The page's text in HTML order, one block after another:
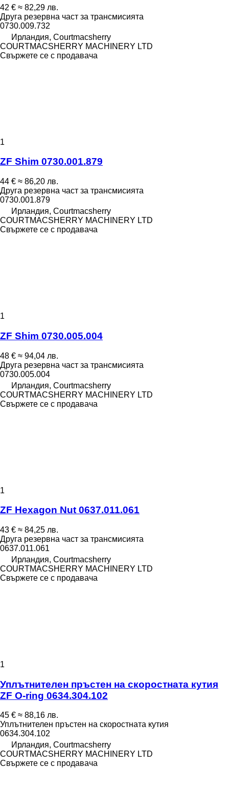
42 € ≈ 82,29 лв.
Друга резервна част за трансмисията
0730.009.732
Ирландия, Courtmacsherry
COURTMACSHERRY MACHINERY LTD
Свържете се с продавача
1
ZF Shim 0730.001.879
44 € ≈ 86,20 лв.
Друга резервна част за трансмисията
0730.001.879
Ирландия, Courtmacsherry
COURTMACSHERRY MACHINERY LTD
Свържете се с продавача
1
ZF Shim 0730.005.004
48 € ≈ 94,04 лв.
Друга резервна част за трансмисията
0730.005.004
Ирландия, Courtmacsherry
COURTMACSHERRY MACHINERY LTD
Свържете се с продавача
1
ZF Hexagon Nut 0637.011.061
43 € ≈ 84,25 лв.
Друга резервна част за трансмисията
0637.011.061
Ирландия, Courtmacsherry
COURTMACSHERRY MACHINERY LTD
Свържете се с продавача
1
Уплътнителен пръстен на скоростната кутия
ZF O-ring 0634.304.102
45 € ≈ 88,16 лв.
Уплътнителен пръстен на скоростната кутия
0634.304.102
Ирландия, Courtmacsherry
COURTMACSHERRY MACHINERY LTD
Свържете се с продавача